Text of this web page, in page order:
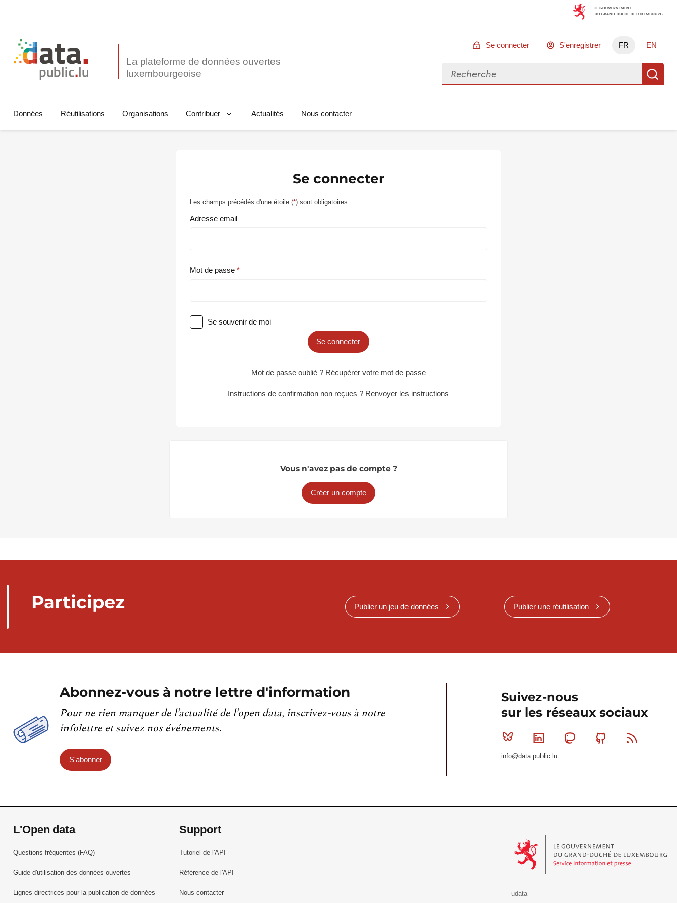
La plateforme de données ouvertes
Se connecter S'enregistrer FR EN
Rechercher des données
Données Réutilisations Organisations Contribuer Actualités Nous contacter
Se connecter
Les champs précédés d'une étoile (*) sont obligatoires.
Adresse email
Mot de passe
Se souvenir de moi
Se connecter
Mot de passe oublié ? Récupérer votre mot de passe
Instructions de confirmation non reçues ? Renvoyer les instructions
Vous n'avez pas de compte ?
Créer un compte
Participez Publier un jeu de données Publier une réutilisation
Abonnez-vous à notre lettre d'information
Pour ne rien manquer de l’actualité de l’open data, inscrivez-vous à notre
infolettre et suivez nos événements.
S'abonner
Suivez-nous
sur les réseaux sociaux
Bluesky Linkedin MastodonGithub
info@data.public.lu
L'Open data
Questions fréquentes (FAQ)
Guide d'utilisation des données ouvertes
Lignes directrices pour la publication de données
Support
Tutoriel de l'API
Référence de l'API
Nous contacter
udata